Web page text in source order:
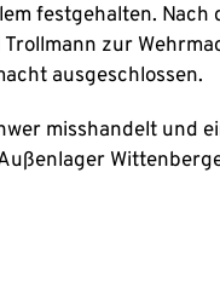
festgehalten.
zur
ausgeschlossen.
misshandelt und